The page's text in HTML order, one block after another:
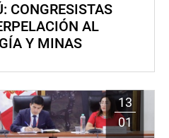
CONGRESISTAS
AL
Y MINAS
13
01